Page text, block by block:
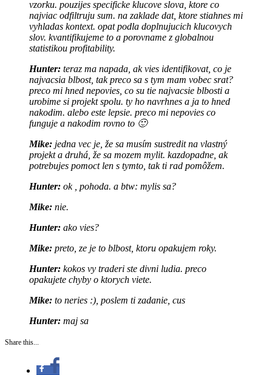
vzorku. pouzijes specificke klucove slova, ktore co
najviac odfiltruju sum. na zaklade dat, ktore stiahnes mi
vyhladas kontext. opat podla doplnujucich klucovych
slov. kvantifikujeme to a porovname z globalnou
statistikou profitability.
Hunter: teraz ma napada, ak vies identifikovat, co je
najvacsia blbost, tak preco sa s tym mam vobec srat?
preco mi hned nepovies, co su tie najvacsie blbosti a
urobime si projekt spolu. ty ho navrhnes a ja to hned
nakodim. alebo este lepsie. preco mi nepovies co
funguje a nakodim rovno to 🙂
Mike: jedna vec je, že sa musím sustredit na vlastný
projekt a druhá, že sa mozem mylit. kazdopadne, ak
potrebujes pomoct len s tymto, tak ti rad pomôžem.
Hunter: ok , pohoda. a btw: mylis sa?
Mike: nie.
Hunter: ako vies?
Mike: preto, ze je to blbost, ktoru opakujem roky.
Hunter: kokos vy traderi ste divni ludia. preco
opakujete chyby o ktorych viete.
Mike: to neries :), poslem ti zadanie, cus
Hunter: maj sa
Share this...